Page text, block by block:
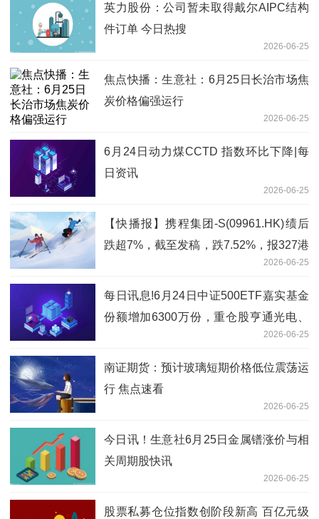
英力股份：公司暂未取得戴尔AIPC结构
件订单 今日热搜
2026-06-25
焦点快播：生意社：6月25日长治市场焦
炭价格偏强运行
2026-06-25
6月24日动力煤CCTD 指数环比下降|每
日资讯
2026-06-25
【快播报】携程集团-S(09961.HK)绩后
跌超7%，截至发稿，跌7.52%，报327港
2026-06-25
每日讯息!6月24日中证500ETF嘉实基金
份额增加6300万份，重仓股亨通光电、
2026-06-25
南证期货：预计玻璃短期价格低位震荡运
行 焦点速看
2026-06-25
今日讯！生意社6月25日金属镨涨价与相
关周期股快讯
2026-06-25
股票私募仓位指数创阶段新高 百亿元级